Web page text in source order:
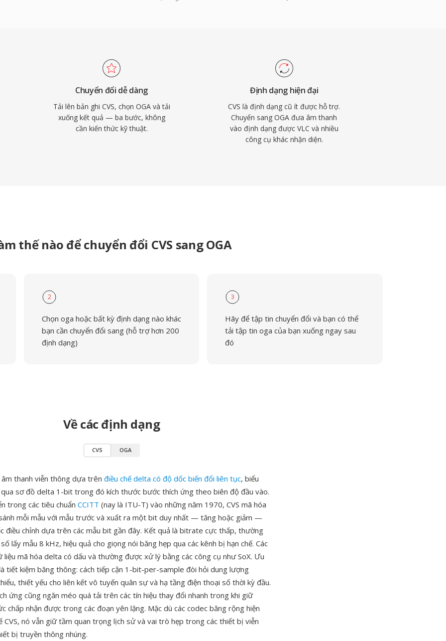
chứa Ogg và các
hát theo cách chuẩn
các trình duyệt dựa
desktop Linux, phù
lưu trữ.
Chuyển đổi dễ dàng
Tải lên bản ghi CVS, chọn OGA và tải
xuống kết quả — ba bước, không
cần kiến thức kỹ thuật.
Định dạng hiện đại
CVS là định dạng cũ ít được hỗ trợ.
Chuyển sang OGA đưa âm thanh
vào định dạng được VLC và nhiều
công cụ khác nhận diện.
thế nào để chuyển đổi CVS sang OGA
2
Chọn oga hoặc bất kỳ định dạng nào khác
bạn cần chuyển đổi sang (hỗ trợ hơn 200
định dạng)
3
Hãy để tập tin chuyển đổi và bạn có thể
tải tập tin oga của bạn xuống ngay sau
đó
Về các định dạng
CVS OGA
âm thanh viễn thông dựa trên điều chế delta có độ dốc biến đổi liên tục, biểu
sơ đồ delta 1-bit trong đó kích thước bước thích ứng theo biên độ đầu vào.
trong các tiêu chuẩn CCITT (nay là ITU-T) vào những năm 1970, CVS mã hóa
mỗi mẫu với mẫu trước và xuất ra một bit duy nhất — tăng hoặc giảm —
điều chỉnh dựa trên các mẫu bit gần đây. Kết quả là bitrate cực thấp, thường
lấy mẫu 8 kHz, hiệu quả cho giọng nói băng hẹp qua các kênh bị hạn chế. Các
liệu mã hóa delta có dấu và thường được xử lý bằng các công cụ như SoX. Ưu
tiết kiệm băng thông: cách tiếp cận 1-bit-per-sample đòi hỏi dung lượng
thiết yếu cho liên kết vô tuyến quân sự và hạ tầng điện thoại số thời kỳ đầu.
ứng cũng ngăn méo quá tải trên các tín hiệu thay đổi nhanh trong khi giữ
chấp nhận được trong các đoạn yên lặng. Mặc dù các codec băng rộng hiện
CVS, nó vẫn giữ tầm quan trọng lịch sử và vai trò hẹp trong các thiết bị viễn
bị truyền thông nhúng.